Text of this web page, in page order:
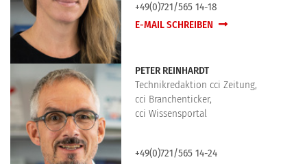
+49(0)721/565 14-18
E-MAIL SCHREIBEN
PETER REINHARDT
Technikredaktion cci Zeitung,
cci Branchenticker,
cci Wissensportal
+49(0)721/565 14-24